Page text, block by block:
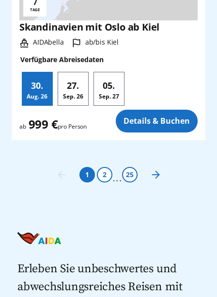
Skandinavien mit Oslo ab Kiel
Schiff:
AIDAbella Hafen:
ab/bis Kiel
Verfügbare Abreisedaten
30.
Aug. 26
27.
Sep.26
05.
Sep.27
Reisedauer:
TAGE
ab 999 €pro Person Details & Buchen
1 2 25
Erleben Sie unbeschwertes und
abwechslungsreiches Reisen mit